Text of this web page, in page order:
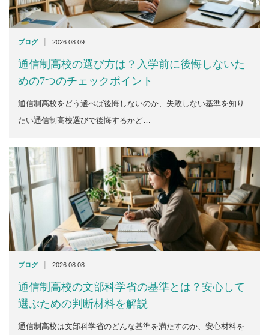
ブログ | 2026.08.09
通信制高校の選び方は？入学前に後悔しないた
めの7つのチェックポイント
通信制高校をどう選べば後悔しないのか、失敗しない基準を知り
たい通信制高校選びで後悔するかど…
ブログ | 2026.08.08
通信制高校の文部科学省の基準とは？安心して
選ぶための判断材料を解説
通信制高校は文部科学省のどんな基準を満たすのか、安心材料を